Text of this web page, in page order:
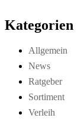
Kategorien
Allgemein
News
Ratgeber
Sortiment
Verleih